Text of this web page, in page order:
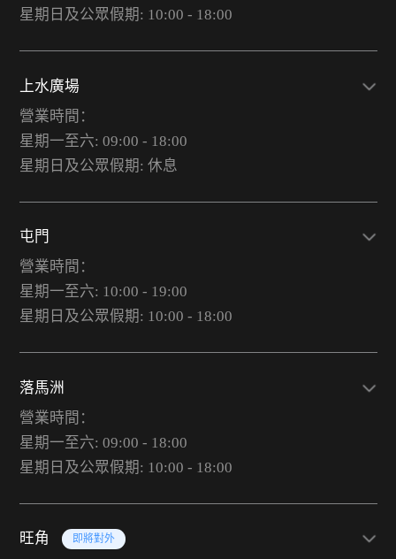
星期日及公眾假期: 10:00 - 18:00
上水廣場
營業時間：
星期一至六: 09:00 - 18:00
星期日及公眾假期: 休息
屯門
營業時間：
星期一至六: 10:00 - 19:00
星期日及公眾假期: 10:00 - 18:00
落馬洲
營業時間：
星期一至六: 09:00 - 18:00
星期日及公眾假期: 10:00 - 18:00
旺角 即將對外